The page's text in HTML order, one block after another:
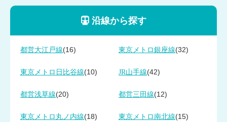
沿線から探す
都営大江戸線(16) 東京メトロ銀座線(32)
東京メトロ日比谷線(10) JR山手線(42)
都営浅草線(20) 都営三田線(12)
東京メトロ丸ノ内線(18) 東京メトロ南北線(15)